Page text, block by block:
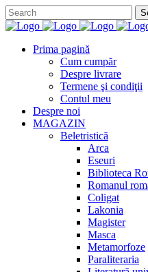
Prima pagină
Cum cumpăr
Despre livrare
Termene şi condiţii
Contul meu
Despre noi
MAGAZIN
Beletristică
Arca
Eseuri
Biblioteca
Romanul
Coligat
Lakonia
Magister
Masca
Metamorfoze
Paraliteraria